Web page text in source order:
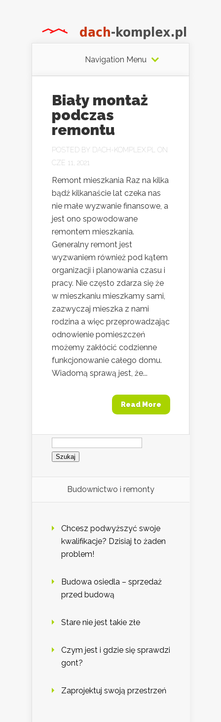
Navigation Menu
Biały montaż
podczas
remontu
POSTED BY DACH-KOMPLEX.PL
ON
CZE 11, 2021
Remont mieszkania Raz na kilka
bądź kilkanaście lat czeka nas
nie małe wyzwanie finansowe, a
jest ono spowodowane
remontem mieszkania.
Generalny remont jest
wyzwaniem również pod kątem
organizacji i planowania czasu i
pracy. Nie często zdarza się że
w mieszkaniu mieszkamy sami,
zazwyczaj mieszka z nami
rodzina a więc przeprowadzając
odnowienie pomieszczeń
możemy zakłócić codzienne
funkcjonowanie całego domu.
Wiadomą sprawą jest, że...
Read More
Szukaj:
Budownictwo i remonty
Chcesz podwyższyć swoje
kwalifikacje? Dzisiaj to żaden
problem!
Budowa osiedla – sprzedaż
przed budową
Stare nie jest takie złe
Czym jest i gdzie się sprawdzi
gont?
Zaprojektuj swoją przestrzeń